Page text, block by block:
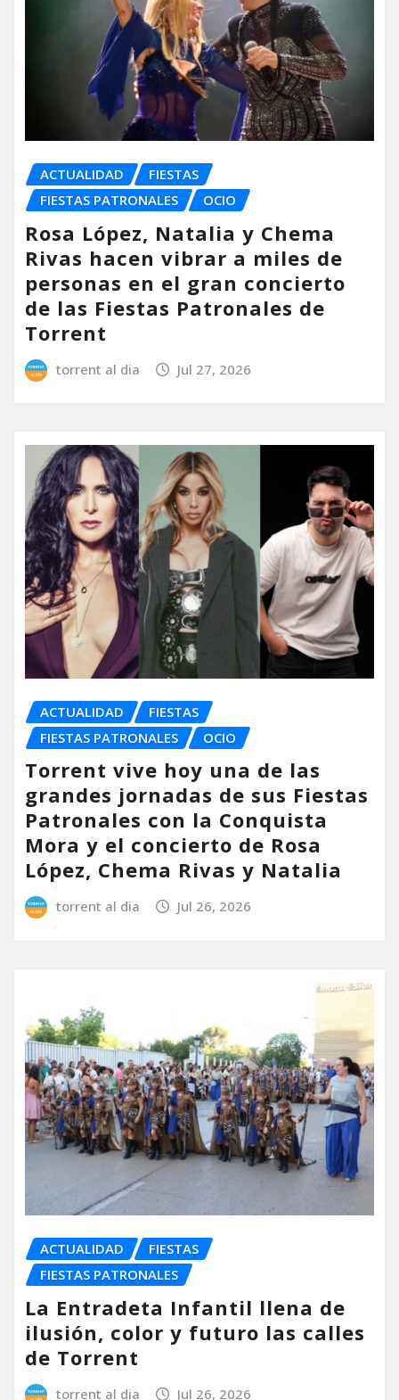
ACTUALIDAD
FIESTAS
FIESTAS PATRONALES
OCIO
Rosa López, Natalia y Chema
Rivas hacen vibrar a miles de
personas en el gran concierto
de las Fiestas Patronales de
Torrent
torrent al dia Jul 27, 2026
ACTUALIDAD
FIESTAS
FIESTAS PATRONALES
OCIO
Torrent vive hoy una de las
grandes jornadas de sus Fiestas
Patronales con la Conquista
Mora y el concierto de Rosa
López, Chema Rivas y Natalia
torrent al dia Jul 26, 2026
ACTUALIDAD
FIESTAS
FIESTAS PATRONALES
La Entradeta Infantil llena de
ilusión, color y futuro las calles
de Torrent
torrent al dia Jul 26, 2026